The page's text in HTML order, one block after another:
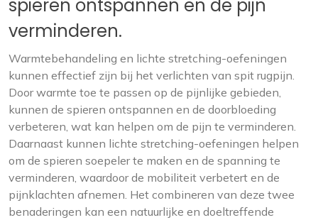
spieren ontspannen en de pijn
verminderen.
Warmtebehandeling en lichte stretching-oefeningen
kunnen effectief zijn bij het verlichten van spit rugpijn.
Door warmte toe te passen op de pijnlijke gebieden,
kunnen de spieren ontspannen en de doorbloeding
verbeteren, wat kan helpen om de pijn te verminderen.
Daarnaast kunnen lichte stretching-oefeningen helpen
om de spieren soepeler te maken en de spanning te
verminderen, waardoor de mobiliteit verbetert en de
pijnklachten afnemen. Het combineren van deze twee
benaderingen kan een natuurlijke en doeltreffende